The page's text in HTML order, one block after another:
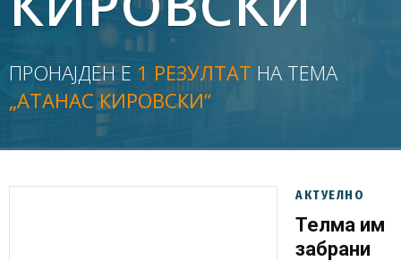
ФИНАНСИИ
БАНКАРСТВО
ЖИВОТ
МОЗАИК
ПРОНАЈДЕН Е 1 РЕЗУЛТАТ НА ТЕМА
„АТАНАС КИРОВСКИ“
АКТУЕЛНО
Телма им
забрани